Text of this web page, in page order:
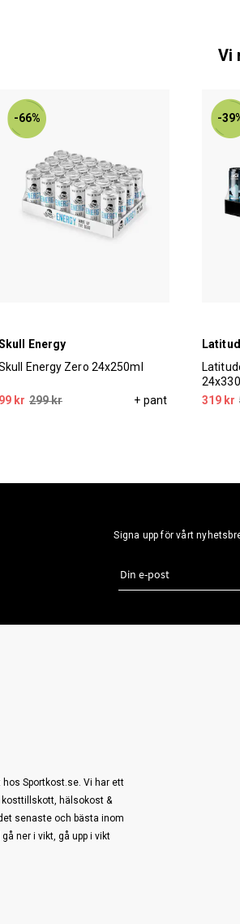
Vi
-66%
Energy
Energy Zero 24x250ml
99 kr 299 kr + pant
-
319 kr
Signa upp för vårt
Sportkost.se. Vi har ett
hälsokost &
senaste och bästa inom
ner i vikt, gå upp i vikt